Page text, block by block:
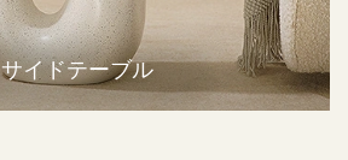
サイドテーブル